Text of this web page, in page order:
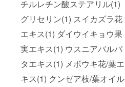
チルレチン酸ステアリル(1)
グリセリン(1) スイカズラ花
エキス(1) ダイウイキョウ果
実エキス(1) ウスニアバルバ
タエキス(1) メボウキ花/葉エ
キス(1) クンゼア枝/葉オイル